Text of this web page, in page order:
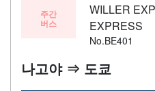
주간
버스
WILLER
EXPRESS
No.BE401
나고야 ⇒ 도쿄